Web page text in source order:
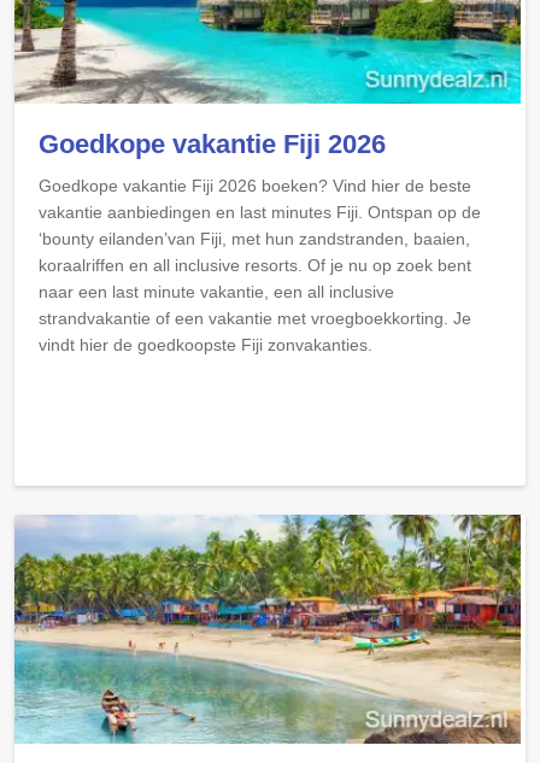
Goedkope vakantie Fiji 2026
Goedkope vakantie Fiji 2026 boeken? Vind hier de beste
vakantie aanbiedingen en last minutes Fiji. Ontspan op de
‘bounty eilanden’van Fiji, met hun zandstranden, baaien,
koraalriffen en all inclusive resorts. Of je nu op zoek bent
naar een last minute vakantie, een all inclusive
strandvakantie of een vakantie met vroegboekkorting. Je
vindt hier de goedkoopste Fiji zonvakanties.